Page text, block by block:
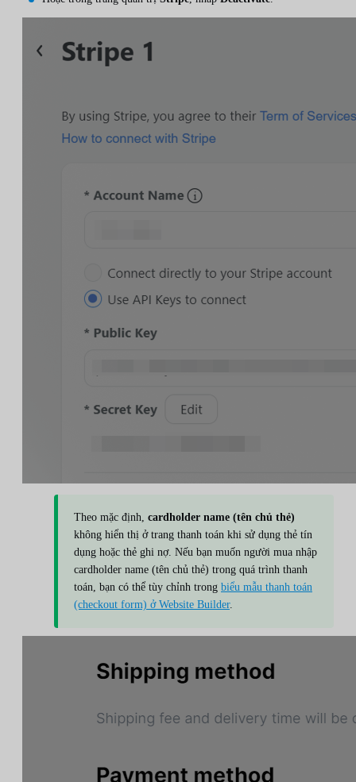
Theo mặc định, cardholder name (tên chủ thẻ)
không hiển thị ở trang thanh toán khi sử dụng thẻ tín
dụng hoặc thẻ ghi nợ. Nếu bạn muốn người mua nhập
cardholder name (tên chủ thẻ) trong quá trình thanh
toán, bạn có thể tùy chỉnh trong biểu mẫu thanh toán
(checkout form) ở Website Builder.